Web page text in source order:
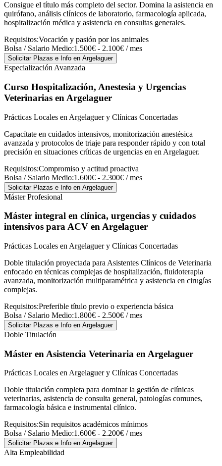
Consigue el título más completo del sector. Domina la asistencia en
quirófano, análisis clínicos de laboratorio, farmacología aplicada,
hospitalización médica y asistencia en consultas generales.
Requisitos:Vocación y pasión por los animales
Bolsa / Salario Medio:1.500€ - 2.100€ / mes
Solicitar Plazas e Info en Argelaguer
Especialización Avanzada
Curso Hospitalización, Anestesia y Urgencias
Veterinarias en Argelaguer
Prácticas Locales en Argelaguer y Clínicas Concertadas
Capacítate en cuidados intensivos, monitorización anestésica
avanzada y protocolos de triaje para responder rápido y con total
precisión en situaciones críticas de urgencias en en Argelaguer.
Requisitos:Compromiso y actitud proactiva
Bolsa / Salario Medio:1.600€ - 2.300€ / mes
Solicitar Plazas e Info en Argelaguer
Máster Profesional
Máster integral en clínica, urgencias y cuidados
intensivos para ACV en Argelaguer
Prácticas Locales en Argelaguer y Clínicas Concertadas
Doble titulación proyectada para Asistentes Clínicos de Veterinaria
enfocado en técnicas complejas de hospitalización, fluidoterapia
avanzada, monitorización multiparamétrica y asistencia en cirugías
complejas.
Requisitos:Preferible título previo o experiencia básica
Bolsa / Salario Medio:1.800€ - 2.500€ / mes
Solicitar Plazas e Info en Argelaguer
Doble Titulación
Máster en Asistencia Veterinaria en Argelaguer
Prácticas Locales en Argelaguer y Clínicas Concertadas
Doble titulación completa para dominar la gestión de clínicas
veterinarias, asistencia de consulta general, patologías comunes,
farmacología básica e instrumental clínico.
Requisitos:Sin requisitos académicos mínimos
Bolsa / Salario Medio:1.600€ - 2.200€ / mes
Solicitar Plazas e Info en Argelaguer
Alta Empleabilidad